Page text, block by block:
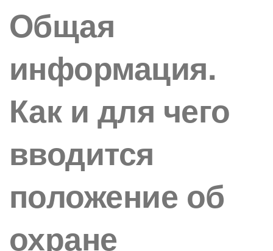
Общая
информация.
Как и для чего
вводится
положение об
охране